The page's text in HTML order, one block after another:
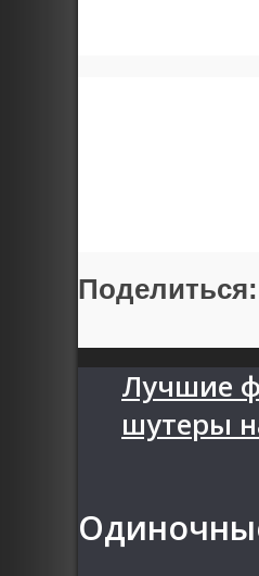
Поделиться:
Лучшие
шутеры